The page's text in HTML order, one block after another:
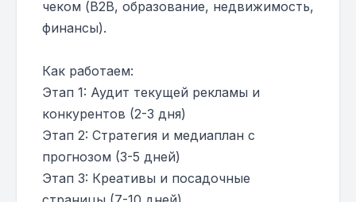
чеком (B2B, образование, недвижимость,
финансы).
Как работаем:
Этап 1: Аудит текущей рекламы и
конкурентов (2-3 дня)
Этап 2: Стратегия и медиаплан с
прогнозом (3-5 дней)
Этап 3: Креативы и посадочные